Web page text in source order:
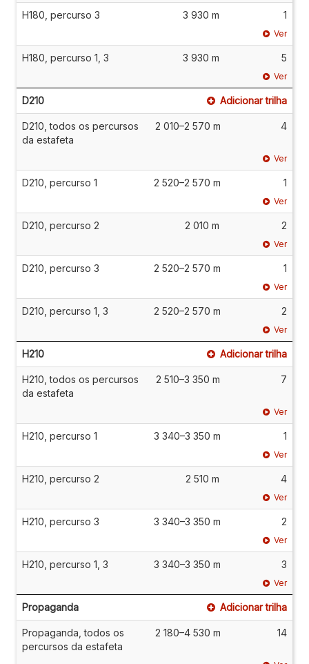
H180, percurso 3 3 930 m 1
Ver
H180, percurso 1, 3 3 930 m 5
Ver
D210 Adicionar trilha
D210, todos os percursos
da estafeta
2 010–2 570 m 4
Ver
D210, percurso 1 2 520–2 570 m 1
Ver
D210, percurso 2 2 010 m 2
Ver
D210, percurso 3 2 520–2 570 m 1
Ver
D210, percurso 1, 3 2 520–2 570 m 2
Ver
H210 Adicionar trilha
H210, todos os percursos
da estafeta
2 510–3 350 m 7
Ver
H210, percurso 1 3 340–3 350 m 1
Ver
H210, percurso 2 2 510 m 4
Ver
H210, percurso 3 3 340–3 350 m 2
Ver
H210, percurso 1, 3 3 340–3 350 m 3
Ver
Propaganda Adicionar trilha
Propaganda, todos os
percursos da estafeta
2 180–4 530 m 14